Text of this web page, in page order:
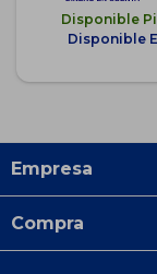
Disponible
Disponible
Empresa
Compra